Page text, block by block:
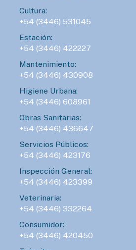
Cultura:
+54 (3446) 531045
Estación:
+54 (3446) 422227
Mantenimiento:
+54 (3446) 430908
Higiene Urbana:
+54 (3446) 608961
Obras Sanitarias:
+54 (3446) 436647
Servicios Públicos:
+54 (3446) 423176
Inspección General:
+54 (3446) 423399
Veterinaria:
+54 (3446) 332264
Consumidor:
+54 (3446) 420450